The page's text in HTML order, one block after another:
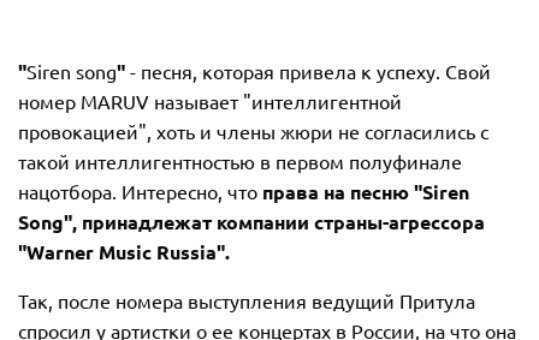
"Siren song" - песня, которая привела к успеху. Свой
номер MARUV называет "интеллигентной
провокацией", хоть и члены жюри не согласились с
такой интеллигентностью в первом полуфинале
нацотбора. Интересно, что права на песню "Siren
Song", принадлежат компании страны-агрессора
"Warner Music Russia".
Так, после номера выступления ведущий Притула
спросил у артистки о ее концертах в России, на что она